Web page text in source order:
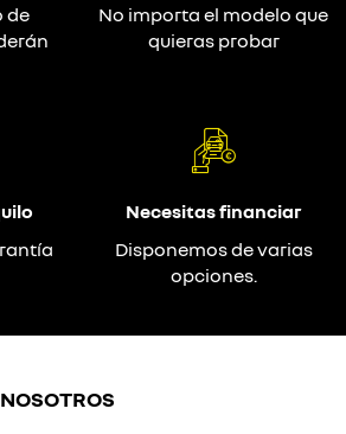
de
No importa el modelo que
quieras probar
Necesitas financiar
Disponemos de varias
opciones.